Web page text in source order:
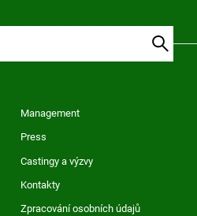
Management
Press
Castingy a výzvy
Kontakty
Zpracování osobních údajů